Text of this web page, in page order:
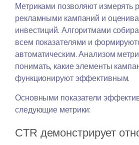
Метриками позволяют измерять
рекламными кампаний и
инвестиций. Алгоритмами
всем показателями и
автоматическим. Анализом
понимать, какие элементы
функционируют эффективным.
Основными показатели
следующие метрики:
CTR демонстрирует